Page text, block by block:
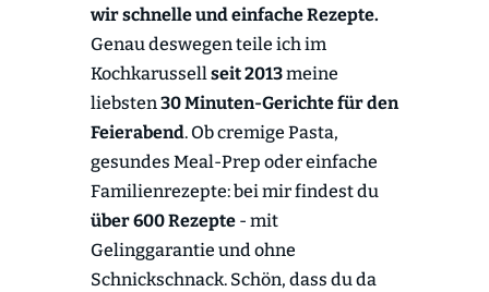
wir schnelle und einfache Rezepte.
Genau deswegen teile ich im
Kochkarussellseit 2013meine
liebsten30 Minuten-Gerichte für den
Feierabend. Ob cremige Pasta,
gesundes Meal-Prep oder einfache
Familienrezepte: bei mir findest du
über 600 Rezepte- mit
Gelinggarantie und ohne
Schnickschnack. Schön, dass du da